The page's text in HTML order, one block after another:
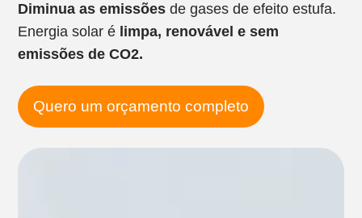
Diminua as emissões de gases de efeito estufa.
Energia solar é limpa, renovável e sem
emissões de CO2.
Quero um orçamento completo